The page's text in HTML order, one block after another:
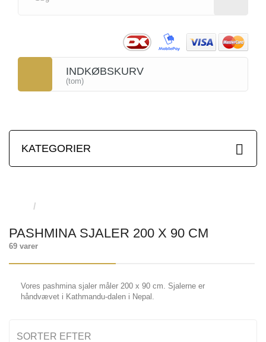
INDKØBSKURV
(tom)
KATEGORIER
PASHMINA SJALER 200 X 90 CM
69 varer
Vores pashmina sjaler måler 200 x 90 cm. Sjalerne er
håndvævet i Kathmandu-dalen i Nepal.
SORTER EFTER